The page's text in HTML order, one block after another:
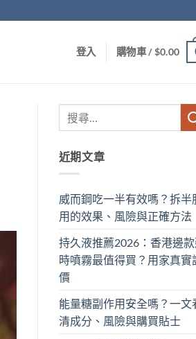
登入 購物車 /$0.00
近期文章
威而鋼吃一半有效嗎？拆半
用的效果、風險與正確方法
持久液推薦2026：香港邊
時噴霧最值得買？用家真實
價
能量糖副作用安全嗎？一文
清成分、風險與購買貼士